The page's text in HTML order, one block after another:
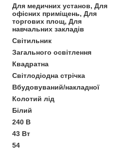
Для медичних установ, Для
офісних приміщень, Для
торгових площ, Для
навчальних закладів
Світильник
Загального освітлення
Квадратна
Світлодіодна стрічка
Вбудовуваний/накладної
Колотий лід
Білий
240 В
43 Вт
54